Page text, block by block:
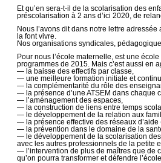
Et qu’en sera-t-il de la scolarisation des
préscolarisation à 2 ans d’ici 2020, de
Nous l’avons dit dans notre lettre
la font vivre.
Nos organisations syndicales,
Pour nous l’école maternelle, est une
programmes de 2015. Mais c’est aussi en
— la baisse des effectifs par classe,
— une meilleure formation initiale et
— la complémentarité du rôle des
— la présence d’une ATSEM dans chaque
— l’aménagement des espaces,
— la construction de liens entre temps
— le développement de la relation aux
— la présence effective des réseaux d’aide
— la prévention dans le domaine de la
— le développement de la scolarisation
avec les autres professionnels de la petite
— l’intervention de plus de maîtres que de
qu’on pourra transformer et défendre